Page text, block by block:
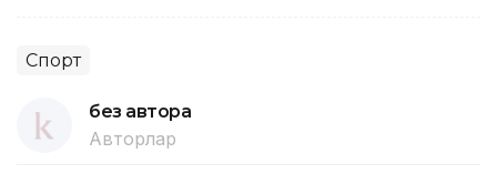
Спорт
без автора
Авторлар